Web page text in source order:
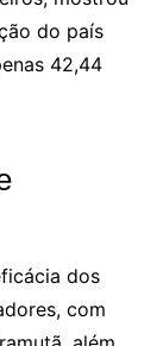
do país
42,44
dos
com